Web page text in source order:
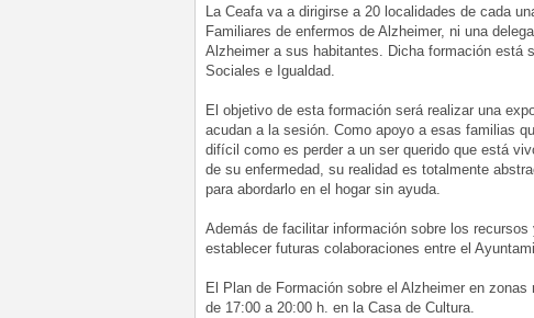
La Ceafa va a dirigirse a 20 localidades de cada
Familiares de enfermos de Alzheimer, ni una
Alzheimer a sus habitantes. Dicha formación está
Sociales e Igualdad.
El objetivo de esta formación será realizar una
acudan a la sesión. Como apoyo a esas familias
difícil como es perder a un ser querido que está
de su enfermedad, su realidad es totalmente
para abordarlo en el hogar sin ayuda.
Además de facilitar información sobre los
establecer futuras colaboraciones entre el
El Plan de Formación sobre el Alzheimer en
de 17:00 a 20:00 h. en la Casa de Cultura.